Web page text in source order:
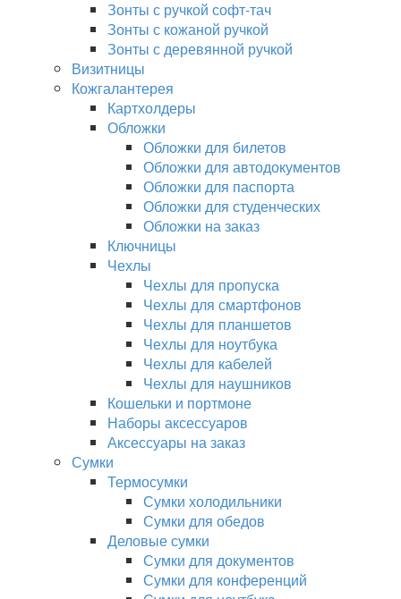
Зонты с ручкой софт-тач
Зонты с кожаной ручкой
Зонты с деревянной ручкой
Визитницы
Кожгалантерея
Картхолдеры
Обложки
Обложки для билетов
Обложки для автодокументов
Обложки для паспорта
Обложки для студенческих
Обложки на заказ
Ключницы
Чехлы
Чехлы для пропуска
Чехлы для смартфонов
Чехлы для планшетов
Чехлы для ноутбука
Чехлы для кабелей
Чехлы для наушников
Кошельки и портмоне
Наборы аксессуаров
Аксессуары на заказ
Сумки
Термосумки
Сумки холодильники
Сумки для обедов
Деловые сумки
Сумки для документов
Сумки для конференций